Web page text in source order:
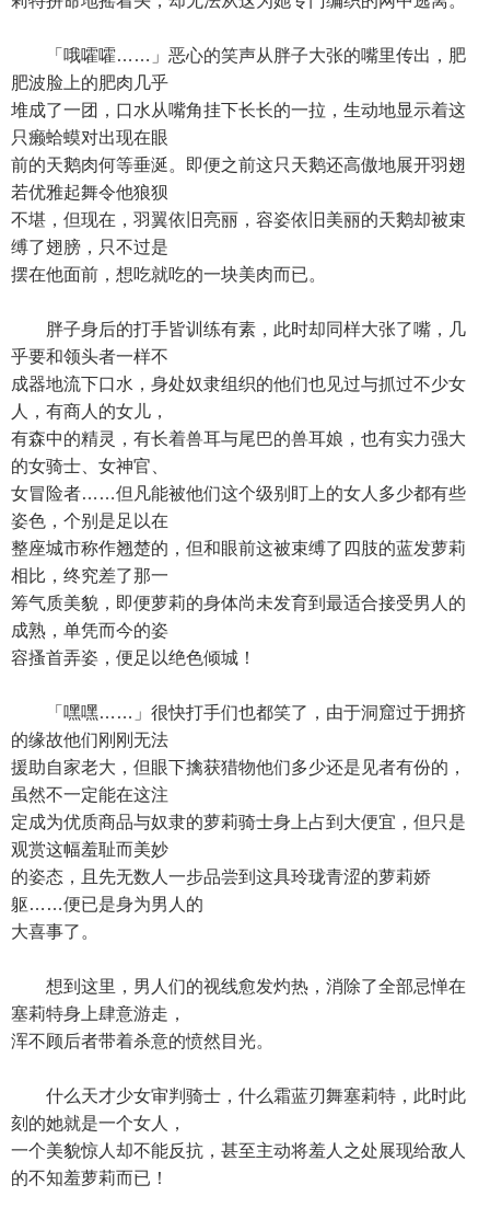
「哦嚯嚯……」恶心的笑声从胖子大张的嘴里传出，肥
肥波脸上的肥肉几乎
堆成了一团，口水从嘴角挂下长长的一拉，生动地显示着这
只癞蛤蟆对出现在眼
前的天鹅肉何等垂涎。即便之前这只天鹅还高傲地展开羽翅
若优雅起舞令他狼狈
不堪，但现在，羽翼依旧亮丽，容姿依旧美丽的天鹅却被束
缚了翅膀，只不过是
摆在他面前，想吃就吃的一块美肉而已。
胖子身后的打手皆训练有素，此时却同样大张了嘴，几
乎要和领头者一样不
成器地流下口水，身处奴隶组织的他们也见过与抓过不少女
人，有商人的女儿，
有森中的精灵，有长着兽耳与尾巴的兽耳娘，也有实力强大
的女骑士、女神官、
女冒险者……但凡能被他们这个级别盯上的女人多少都有些
姿色，个别是足以在
整座城市称作翘楚的，但和眼前这被束缚了四肢的蓝发萝莉
相比，终究差了那一
筹气质美貌，即便萝莉的身体尚未发育到最适合接受男人的
成熟，单凭而今的姿
容搔首弄姿，便足以绝色倾城！
「嘿嘿……」很快打手们也都笑了，由于洞窟过于拥挤
的缘故他们刚刚无法
援助自家老大，但眼下擒获猎物他们多少还是见者有份的，
虽然不一定能在这注
定成为优质商品与奴隶的萝莉骑士身上占到大便宜，但只是
观赏这幅羞耻而美妙
的姿态，且先无数人一步品尝到这具玲珑青涩的萝莉娇
躯……便已是身为男人的
大喜事了。
想到这里，男人们的视线愈发灼热，消除了全部忌惮在
塞莉特身上肆意游走，
浑不顾后者带着杀意的愤然目光。
什么天才少女审判骑士，什么霜蓝刃舞塞莉特，此时此
刻的她就是一个女人，
一个美貌惊人却不能反抗，甚至主动将羞人之处展现给敌人
的不知羞萝莉而已！